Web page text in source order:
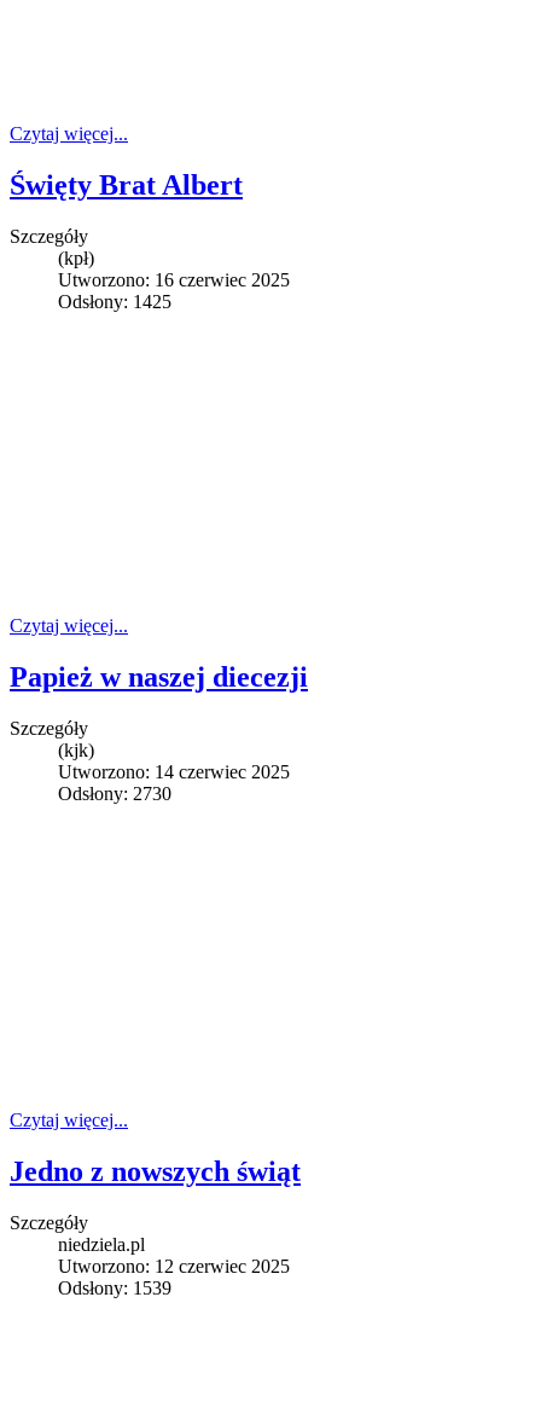
Czytaj więcej...
Święty Brat Albert
Szczegóły
(kpł)
Utworzono: 16 czerwiec 2025
Odsłony: 1425
Czytaj więcej...
Papież w naszej diecezji
Szczegóły
(kjk)
Utworzono: 14 czerwiec 2025
Odsłony: 2730
Czytaj więcej...
Jedno z nowszych świąt
Szczegóły
niedziela.pl
Utworzono: 12 czerwiec 2025
Odsłony: 1539